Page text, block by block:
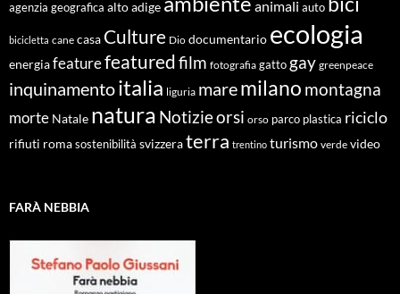
agenzia geografica alto adige animali auto
bicicletta cane casa Culture Dio documentario ecologia
energiafeaturefeaturedfilm fotografia gatto gay greenpeace
inquinamentoitalia liguria maremilano montagna
morte Natale natura Notizieorsi orso parco plastica riciclo
rifiuti roma sostenibilità svizzeraterra trentino turismo verde video
FARÀ NEBBIA